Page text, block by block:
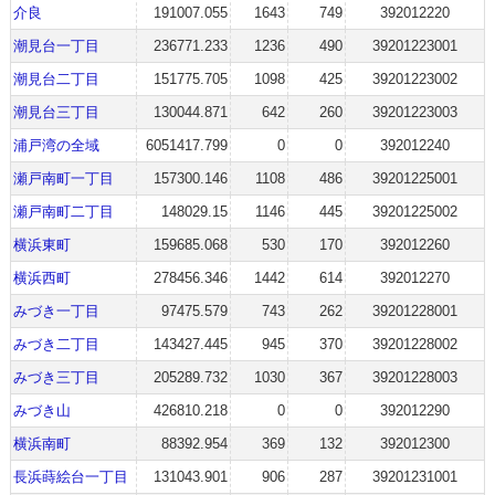
介良
191007.055 1643 749
392012220
潮見台一丁目
236771.233 1236 490
39201223001
潮見台二丁目
151775.705 1098 425
39201223002
潮見台三丁目
130044.871 642 260
39201223003
浦戸湾の全域
6051417.799 0 0
392012240
瀬戸南町一丁目
157300.146 1108 486
39201225001
瀬戸南町二丁目
148029.15 1146 445
39201225002
横浜東町
159685.068 530 170
392012260
横浜西町
278456.346 1442 614
392012270
みづき一丁目
97475.579 743 262
39201228001
みづき二丁目
143427.445 945 370
39201228002
みづき三丁目
205289.732 1030 367
39201228003
みづき山
426810.218 0 0
392012290
横浜南町
88392.954 369 132
392012300
長浜蒔絵台一丁目
131043.901 906 287
39201231001